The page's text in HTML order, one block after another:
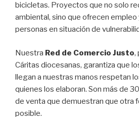
bicicletas. Proyectos que no solo
ambiental, sino que ofrecen
personas en situación de
Nuestra Red de Comercio Justo,
Cáritas diocesanas, garantiza que
llegan a nuestras manos respetan
quienes los elaboran. Son más de
de venta que demuestran que otra
posible.